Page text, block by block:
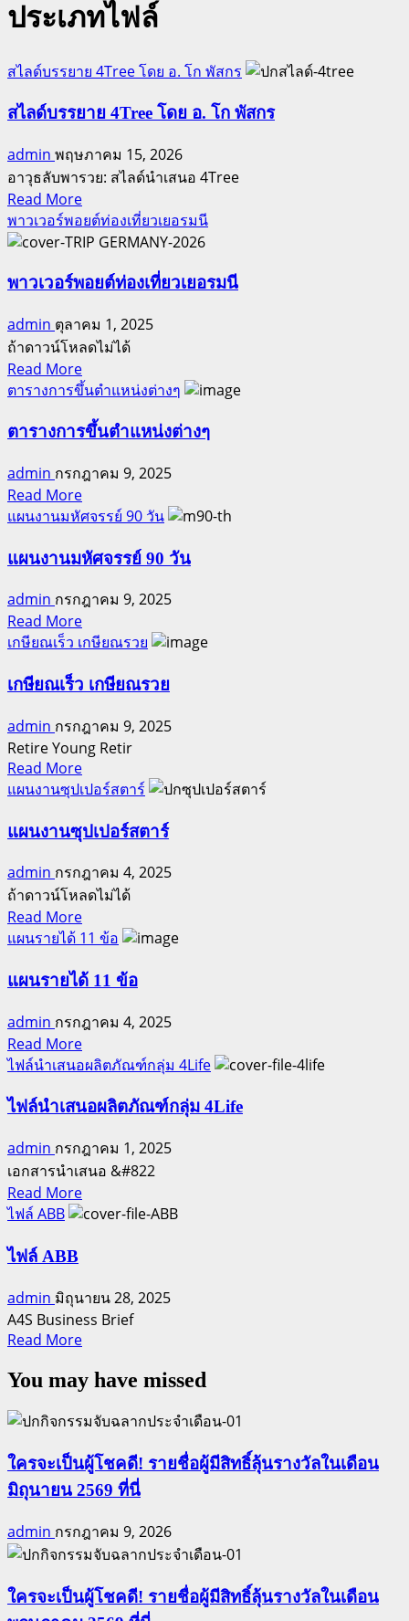
ประเภทไฟล์
สไลด์บรรยาย 4Tree โดย อ. โก พัสกร
สไลด์บรรยาย 4Tree โดย อ. โก พัสกร
admin พฤษภาคม 15, 2026
อาวุธลับพารวย: สไลด์นำเสนอ 4Tree
Read MoreRead
more
about
บรรยาย
โดย
อ.
โก
พัส
กร
พาวเวอร์พอยต์ท่องเที่ยวเยอรมนี
พาวเวอร์พอยต์ท่องเที่ยวเยอรมนี
admin ตุลาคม 1, 2025
ถ้าดาวน์โหลดไม่ได้
Read MoreRead
more
พา
เวอร์
พอ
ยต์
เที่ยว
เยอรมนี
ตารางการขึ้นตำแหน่งต่างๆ
ตารางการขึ้นตำแหน่งต่างๆ
admin กรกฎาคม 9, 2025
Read MoreRead
more
ตาราง
ขึ้น
ตำแหน่ง
ต่างๆ
แผนงานมหัศจรรย์ 90 วัน
แผนงานมหัศจรรย์ 90 วัน
admin กรกฎาคม 9, 2025
Read MoreRead
more
แผน
มหัศจรรย์
90
วัน
เกษียณเร็ว เกษียณรวย
เกษียณเร็ว เกษียณรวย
admin กรกฎาคม 9, 2025
Retire Young Retir
Read MoreRead
more
เกษียณ
เกษียณ
รวย
แผนงานซุปเปอร์สตาร์
แผนงานซุปเปอร์สตาร์
admin กรกฎาคม 4, 2025
ถ้าดาวน์โหลดไม่ได้
Read MoreRead
more
แผน
ซุป
เปอร์
ส
แผนรายได้ 11 ข้อ
แผนรายได้ 11 ข้อ
admin กรกฎาคม 4, 2025
Read MoreRead
more
แผน
ได้
11
ข้อ
ไฟล์นำเสนอผลิตภัณฑ์กลุ่ม 4Life
ไฟล์นำเสนอผลิตภัณฑ์กลุ่ม 4Life
admin กรกฎาคม 1, 2025
เอกสารนำเสนอ &#822
Read MoreRead
more
เสนอ
ผลิตภัณฑ์
กลุ่ม
ไฟล์ ABB
ไฟล์ ABB
admin มิถุนายน 28, 2025
A4S Business Brief
Read MoreRead
about
ABB
You may have missed
ใครจะเป็นผู้โชคดี! รายชื่อผู้มีสิทธิ์ลุ้นรางวัลในเดือน
มิถุนายน 2569 ที่นี่
admin กรกฎาคม 9, 2026
ใครจะเป็นผู้โชคดี! รายชื่อผู้มีสิทธิ์ลุ้นรางวัลในเดือน